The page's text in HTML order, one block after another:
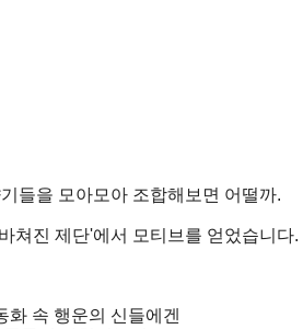
들을 모아모아 조합해보면 어떨까.
쳐진 제단'에서 모티브를 얻었습니다.
화 속 행운의 신들에겐